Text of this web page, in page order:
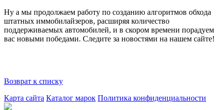
Ну а мы продолжаем работу по созданию алгоритмов обхода
штатных иммобилайзеров, расширяя количество
поддерживаемых автомобилей, и в скором времени порадуем
вас новыми победами. Следите за новостями на нашем сайте!
Возврат к списку
Карта сайта Каталог марок Политика конфиденциальности